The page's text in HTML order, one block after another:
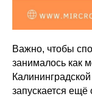
Важно, чтобы
занималось как
запускается ещё